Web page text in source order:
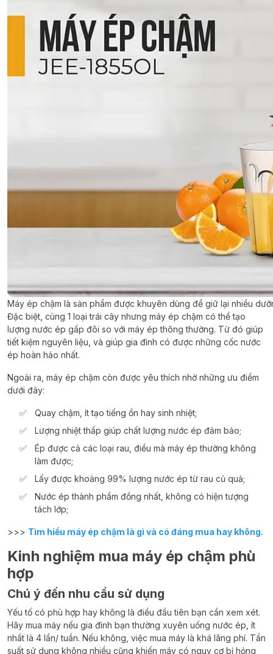
Máy ép chậm là sản phẩm được khuyên dùng để giữ lại nhiều
Đặc biệt, cùng 1 loại trái cây nhưng máy ép chậm có thể tạo
lượng nước ép gấp đôi so với máy ép thông thường. Từ đó giúp
tiết kiệm nguyên liệu, và giúp gia đình có được những cốc nước
ép hoàn hảo nhất.
Ngoài ra, máy ép chậm còn được yêu thích nhờ những ưu điểm
dưới đây:
Quay chậm, ít tạo tiếng ồn hay sinh nhiệt;
Lượng nhiệt thấp giúp chất lượng nước ép đảm bảo;
Ép được cả các loại rau, điều mà máy ép thường không
làm được;
Lấy được khoảng 99% lượng nước ép từ rau củ quả;
Nước ép thành phẩm đồng nhất, không có hiện tượng
tách lớp;
>>> Tìm hiểu máy ép chậm là gì và có đáng mua hay không.
Kinh nghiệm mua máy ép chậm phù
hợp
Chú ý đến nhu cầu sử dụng
Yếu tố có phù hợp hay không là điều đầu tiên bạn cần xem xét.
Hãy mua máy nếu gia đình bạn thường xuyên uống nước ép, ít
nhất là 4 lần/ tuần. Nếu không, việc mua máy là khá lãng phí. Tần
suất sử dụng không nhiều cũng khiến máy có nguy cơ bị hỏng